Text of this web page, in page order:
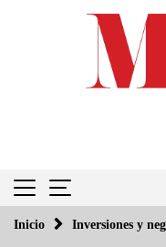
Inicio Inversiones y